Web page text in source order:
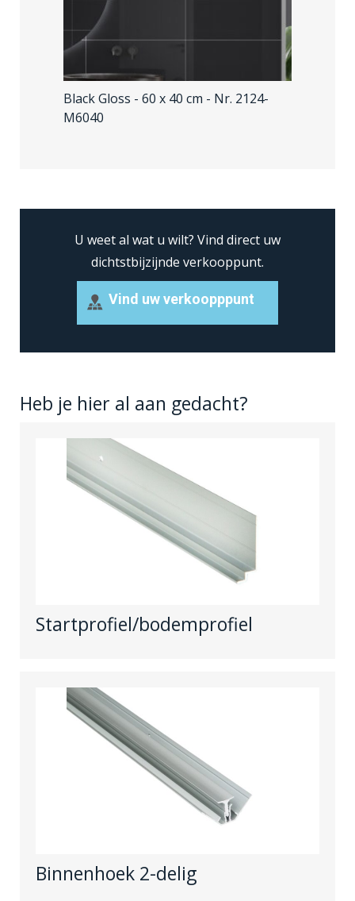
Black Gloss - 60 x 40 cm - Nr. 2124-
M6040
U weet al wat u wilt? Vind direct uw
dichtstbijzijnde verkooppunt.
Vind uw verkoopppunt
Heb je hier al aan gedacht?
Startprofiel/bodemprofiel
Binnenhoek 2-delig